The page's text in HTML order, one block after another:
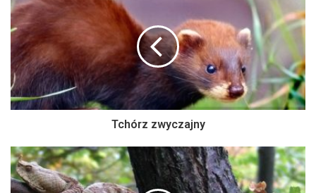
Tchórz zwyczajny